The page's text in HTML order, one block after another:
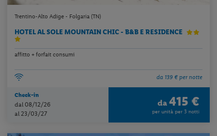
Trentino-Alto Adige - Folgaria (TN)
HOTEL AL SOLE MOUNTAIN CHIC - B&B E RESIDENCE
affitto + forfait consumi
da 139 € per notte
Check-in
dal 08/12/26
al 23/03/27
da 415 €
per unità per 3 notti